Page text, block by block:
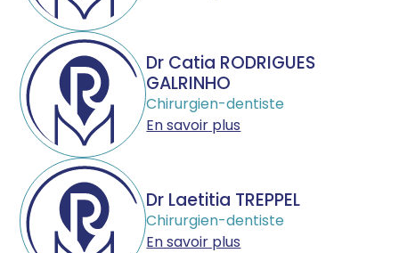
Dr Catia RODRIGUES
GALRINHO
Chirurgien-dentiste
En savoir plus
Dr Laetitia TREPPEL
Chirurgien-dentiste
En savoir plus